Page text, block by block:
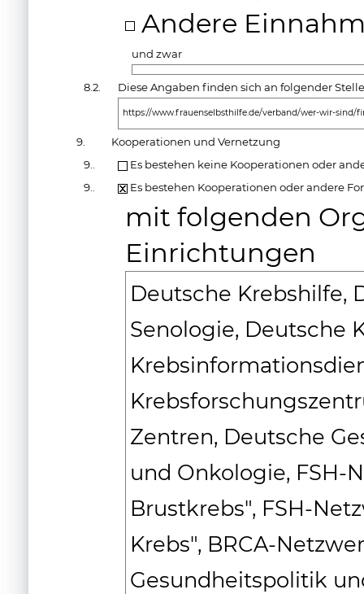
Andere
und zwar
8.2. Diese Angaben finden sich an folgender
https://www.frauenselbsthilfe.de/verband/wer-wir-sind/
9.
Kooperationen und Vernetzung
9..
Es bestehen keine Kooperationen oder
9..
Es bestehen Kooperationen oder andere
mit folgenden
Einrichtungen
Deutsche Krebshilfe,
Senologie, Deutsche
Zentren, Deutsche
und Onkologie, FSH-
Brustkrebs", FSH-
Krebs", BRCA-
Gesundheitspolitik